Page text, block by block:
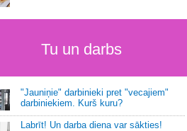
Tu un darbs
"Jauniņie" darbinieki pret "vecajiem"
darbiniekiem. Kurš kuru?
Labrīt! Un darba diena var sākties!